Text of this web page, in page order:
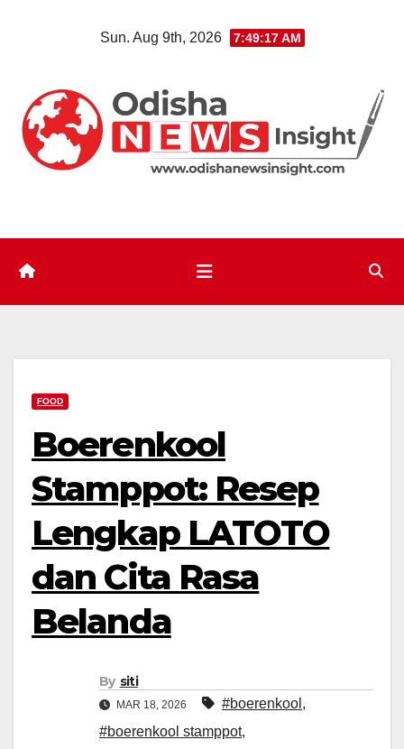
Sun. Aug 9th, 2026 7:49:19 AM
FOOD
Boerenkool
Stamppot: Resep
Lengkap LATOTO
dan Cita Rasa
Belanda
By siti
MAR 18, 2026 #boerenkool ,
#boerenkool stamppot,